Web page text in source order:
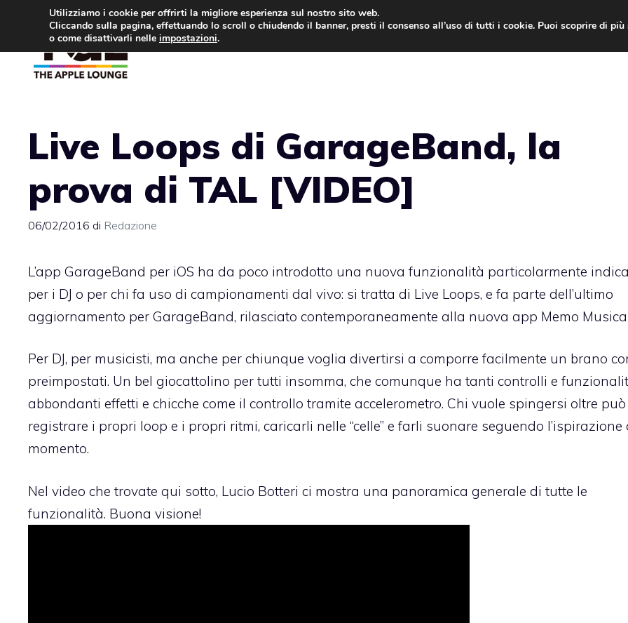
contenuto
Live Loops di GarageBand, la
prova di TAL [VIDEO]
06/02/2016 di Redazione
L’app GarageBand per iOS ha da poco introdotto una nuova funzionalità particolarmente
per i DJ o per chi fa uso di campionamenti dal vivo: si tratta di Live Loops, e fa parte dell’ultimo
aggiornamento per GarageBand, rilasciato contemporaneamente alla nuova app Memo
Per DJ, per musicisti, ma anche per chiunque voglia divertirsi a comporre facilmente un brano
preimpostati. Un bel giocattolino per tutti insomma, che comunque ha tanti controlli e
abbondanti effetti e chicche come il controllo tramite accelerometro. Chi vuole spingersi oltre può
registrare i propri loop e i propri ritmi, caricarli nelle “celle” e farli suonare seguendo l’ispirazione
momento.
Nel video che trovate qui sotto, Lucio Botteri ci mostra una panoramica generale di tutte le
funzionalità. Buona visione!
Utilizziamo i cookie per offrirti la migliore esperienza sul nostro sito web.
Cliccando sulla pagina, effettuando lo scroll o chiudendo il banner, presti il consenso all’uso di tutti i cookie. Puoi scoprire di
o come disattivarli nelle impostazioni.